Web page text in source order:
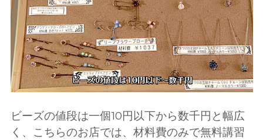
ビーズの値段は一個10円以下から数千円と幅広
く、こちらのお店では、材料費のみで無料講習